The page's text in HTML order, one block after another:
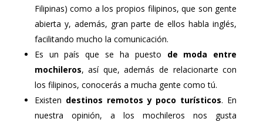
Filipinas) como a los propios filipinos, que son gente
abierta y, además, gran parte de ellos habla inglés,
facilitando mucho la comunicación.
Es un país que se ha puesto de moda entre
mochileros, así que, además de relacionarte con
los filipinos, conocerás a mucha gente como tú.
Existen destinos remotos y poco turísticos. En
nuestra opinión, a los mochileros nos gusta